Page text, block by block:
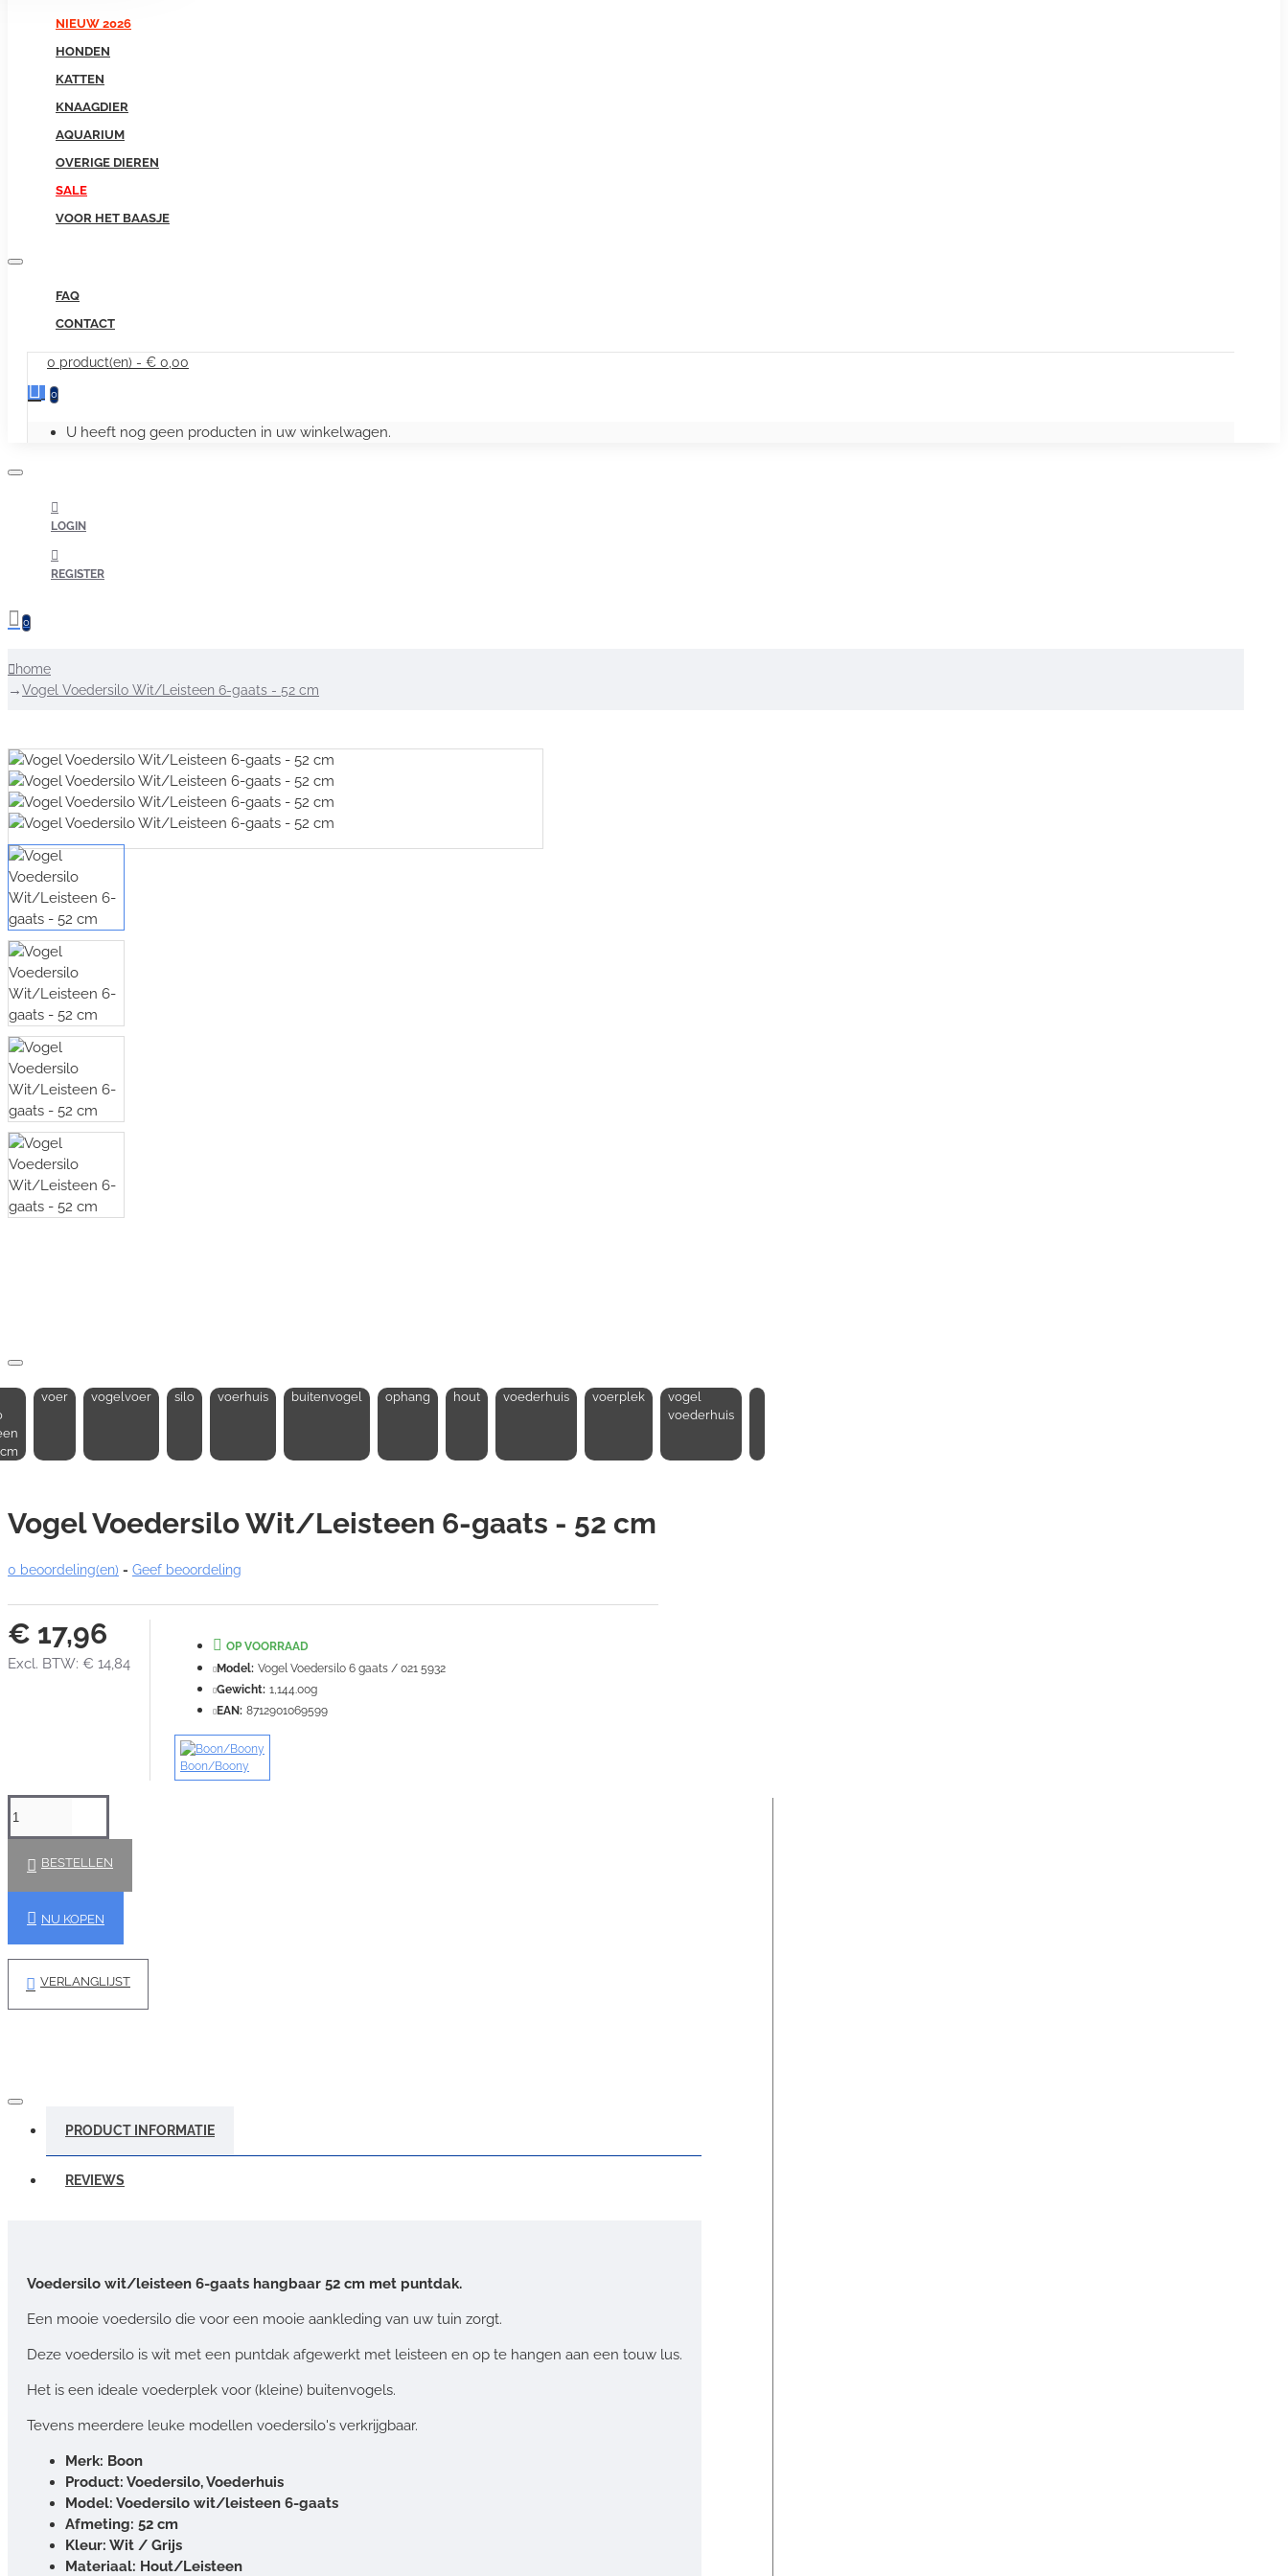
NIEUW 2026
HONDEN
KATTEN
KNAAGDIER
AQUARIUM
OVERIGE DIEREN
SALE
VOOR HET BAASJE
FAQ
CONTACT
0 product(en) - € 0,00
0
U heeft nog geen producten in uw winkelwagen.
LOGIN
REGISTER
0
home
Vogel Voedersilo Wit/Leisteen 6-gaats - 52 cm
voer vogelvoer silo voerhuis buitenvogel ophang hout voederhuis voerplek
vogel
voederhuis
Vogel Voedersilo Wit/Leisteen 6-gaats - 52 cm
0 beoordeling(en) - Geef beoordeling
€ 17,96
Excl. BTW: € 14,84
OP VOORRAAD
Model: Vogel Voedersilo 6 gaats / 021 5932
Gewicht: 1,144.00g
EAN: 8712901069599
Boon/Boony
BESTELLEN
NU KOPEN
VERLANGLIJST
PRODUCT INFORMATIE
REVIEWS
Voedersilo wit/leisteen 6-gaats hangbaar 52 cm met puntdak.
Een mooie voedersilo die voor een mooie aankleding van uw tuin zorgt.
Deze voedersilo is wit met een puntdak afgewerkt met leisteen en op te hangen aan een touw lus.
Het is een ideale voederplek voor (kleine) buitenvogels.
Tevens meerdere leuke modellen voedersilo's verkrijgbaar.
Merk: Boon
Product: Voedersilo, Voederhuis
Model: Voedersilo wit/leisteen 6-gaats
Afmeting: 52 cm
Kleur: Wit / Grijs
Materiaal: Hout/Leisteen